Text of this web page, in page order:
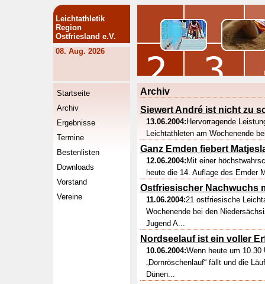
Leichtathletik
Region
Ostfriesland e.V.
08. Aug. 2026
Startseite
Archiv
Ergebnisse
Termine
Bestenlisten
Downloads
Vorstand
Vereine
Archiv
Siewert André ist nicht zu
13.06.2004: Hervorragende
Leichtathleten am Wochenende
Ganz Emden fiebert
12.06.2004: Mit einer
heute die 14. Auflage des Emder
Ostfriesischer Nachwuchs
11.06.2004:21 ostfriesische
Wochenende bei den
Jugend A...
Nordseelauf ist ein voller
10.06.2004:Wenn heute um
„Dornröschenlauf“ fällt und die
Dünen...